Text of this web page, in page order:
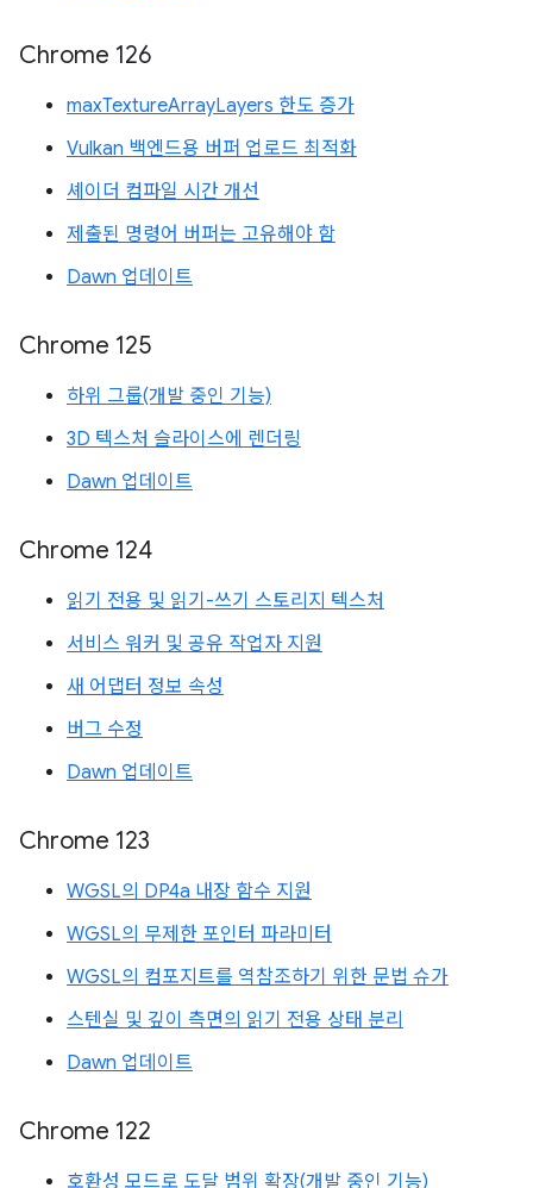
Chrome 126
maxTextureArrayLayers 한도 증가
Vulkan 백엔드용 버퍼 업로드 최적화
셰이더 컴파일 시간 개선
제출된 명령어 버퍼는 고유해야 함
Dawn 업데이트
Chrome 125
하위 그룹(개발 중인 기능)
3D 텍스처 슬라이스에 렌더링
Dawn 업데이트
Chrome 124
읽기 전용 및 읽기-쓰기 스토리지 텍스처
서비스 워커 및 공유 작업자 지원
새 어댑터 정보 속성
버그 수정
Dawn 업데이트
Chrome 123
WGSL의 DP4a 내장 함수 지원
WGSL의 무제한 포인터 파라미터
WGSL의 컴포지트를 역참조하기 위한 문법 슈가
스텐실 및 깊이 측면의 읽기 전용 상태 분리
Dawn 업데이트
Chrome 122
호환성 모드로 도달 범위 확장(개발 중인 기능)